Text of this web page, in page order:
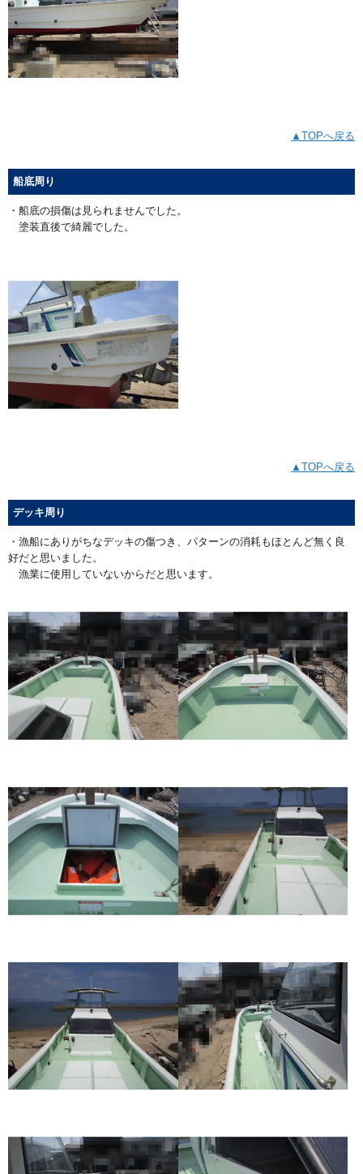
▲TOPへ戻る
船底周り
・船底の損傷は見られませんでした。
塗装直後で綺麗でした。
▲TOPへ戻る
デッキ周り
・漁船にありがちなデッキの傷つき、パターンの消耗もほとんど無く良
好だと思いました。
漁業に使用していないからだと思います。